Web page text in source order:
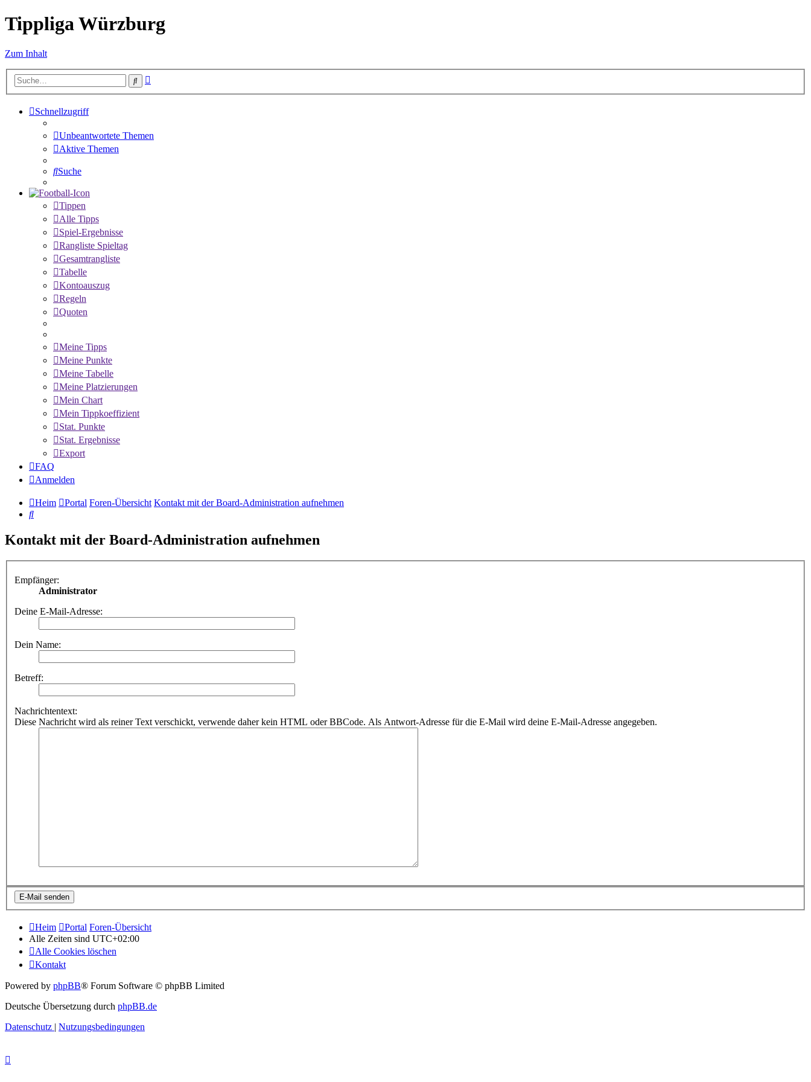
Tippliga Würzburg
Zum Inhalt
Suche
Schnellzugriff
Unbeantwortete Themen
Aktive Themen
Suche
Tippen
Alle Tipps
Spiel-Ergebnisse
Rangliste Spieltag
Gesamtrangliste
Tabelle
Kontoauszug
Regeln
Quoten
Meine Tipps
Meine Punkte
Meine Tabelle
Meine Platzierungen
Mein Chart
Mein Tippkoeffizient
Stat. Punkte
Stat. Ergebnisse
Export
FAQ
Anmelden
Heim Portal Foren-Übersicht Kontakt mit der Board-Administration aufnehmen
Suche
Kontakt mit der Board-Administration aufnehmen
Empfänger:
Administrator
Deine E-Mail-Adresse:
Dein Name:
Betreff:
Nachrichtentext:
Diese Nachricht wird als reiner Text verschickt, verwende daher kein HTML oder BBCode. Als Antwort-Adresse für die E-Mail wird deine E-Mail-Adresse angegeben.
Heim Portal Foren-Übersicht
Alle Zeiten sind UTC+02:00
Alle Cookies löschen
Kontakt
Powered by phpBB® Forum Software © phpBB Limited
Deutsche Übersetzung durch phpBB.de
Datenschutz
Nutzungsbedingungen